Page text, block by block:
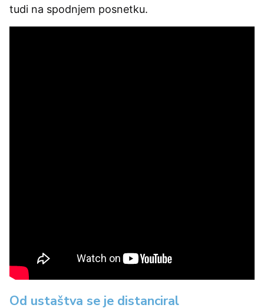
tudi na spodnjem posnetku.
Od ustaštva se je distanciral